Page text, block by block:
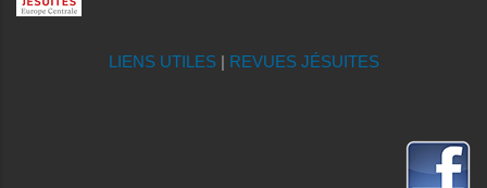
LIENS UTILES| REVUES JÉSUITES